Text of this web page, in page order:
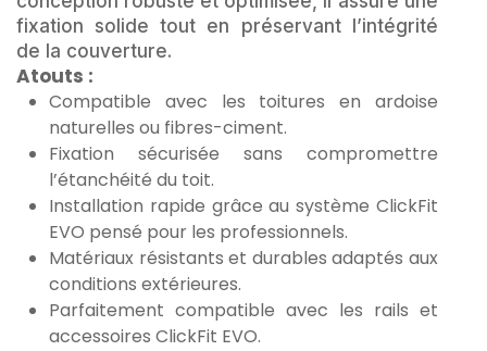
fixation solide tout en préservant l’intégrité
de la couverture.
Atouts :
Compatible avec les toitures en ardoise
naturelles ou fibres-ciment.
Fixation sécurisée sans compromettre
l’étanchéité du toit.
Installation rapide grâce au système ClickFit
EVO pensé pour les professionnels.
Matériaux résistants et durables adaptés aux
conditions extérieures.
Parfaitement compatible avec les rails et
accessoires ClickFit EVO.